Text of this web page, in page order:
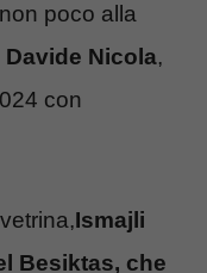
poco alla
Davide Nicola,
con
Ismajli
Besiktas, che